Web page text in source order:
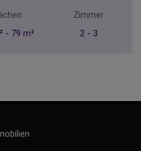
- 79 m²
Zimmer
2 - 3